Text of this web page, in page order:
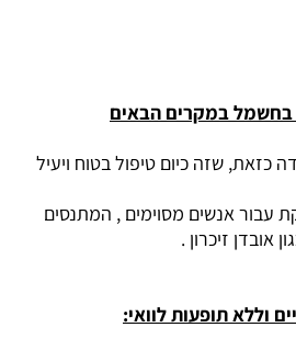
בחשמל במקרים הבאים
כזאת, שזה כיום טיפול בטוח ויעיל
עבור אנשים מסוימים , המתנסים
אובדן זיכרון .
וללא תופעות לוואי: